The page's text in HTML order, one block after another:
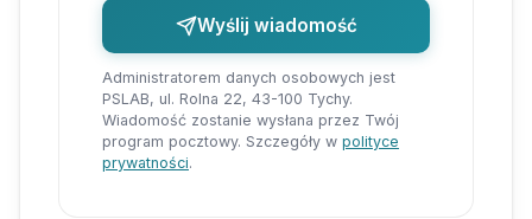
Wyślij wiadomość
Administratorem danych osobowych jest
PSLAB, ul. Rolna 22, 43-100 Tychy.
Wiadomość zostanie wysłana przez Twój
program pocztowy. Szczegóły w polityce
prywatności.